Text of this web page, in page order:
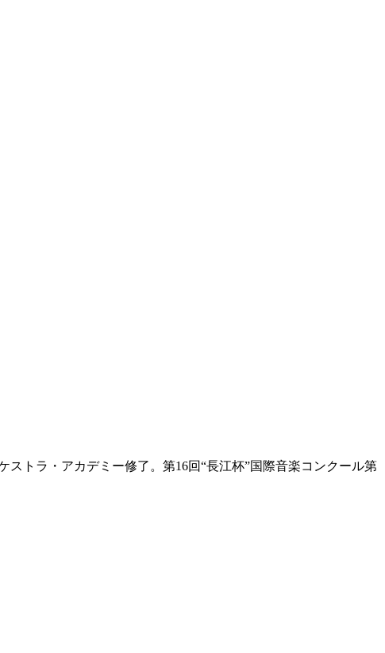
トラ・アカデミー修了。第16回“長江杯”国際音楽コンクール第